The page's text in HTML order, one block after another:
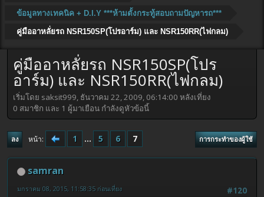
ข้อมูลทางเทคนิค + D.I.Y ***ห้ามตั้งกระทู้สอบถามปัญหารถ***
คู่มืออาหลั่ยรถ NSR150SP(โปรอาร์ม) และ NSR150RR(ไฟกลม)
คู่มืออาหลั่ยรถ NSR150SP(โปร
อาร์ม) และ NSR150RR(ไฟกลม)
เริ่มโดย saksit999, ธันวาคม 22, 2009, 06:14:00 หลังเที่ยง
0 สมาชิก และ 1 ผู้มาเยือน กำลังดูหัวข้อนี้
ลง หน้า 1 ... 5 6 7 การกระทำของผู้ใช้
samran
#120
มกราคม 08, 2015, 11:58:35 ก่อนเที่ยง